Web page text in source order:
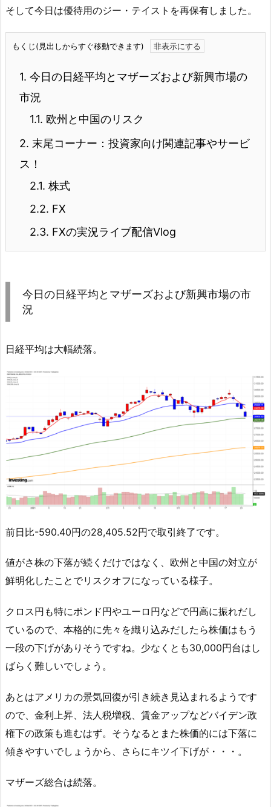
そして今日は優待用のジー・テイストを再保有しました。
もくじ(見出しからすぐ移動できます)
1. 今日の日経平均とマザーズおよび新興市場の
市況
1.1. 欧州と中国のリスク
2. 末尾コーナー：投資家向け関連記事やサービ
ス！
2.1. 株式
2.2. FX
2.3. FXの実況ライブ配信Vlog
今日の日経平均とマザーズおよび新興市場の市
況
日経平均は大幅続落。
前日比-590.40円の28,405.52円で取引終了です。
値がさ株の下落が続くだけではなく、欧州と中国の対立が
鮮明化したことでリスクオフになっている様子。
クロス円も特にポンド円やユーロ円などで円高に振れだし
ているので、本格的に先々を織り込みだしたら株価はもう
一段の下げがありそうですね。少なくとも30,000円台はし
ばらく難しいでしょう。
あとはアメリカの景気回復が引き続き見込まれるようです
ので、金利上昇、法人税増税、賃金アップなどバイデン政
権下の政策も進むはず。そうなるとまた株価的には下落に
傾きやすいでしょうから、さらにキツイ下げが・・・。
マザーズ総合は続落。